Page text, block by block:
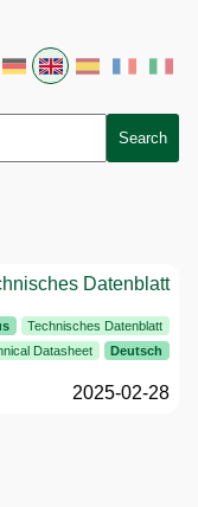
Search
Datenblatt
Technisches Datenblatt
Datasheet
Deutsch
2025-02-28